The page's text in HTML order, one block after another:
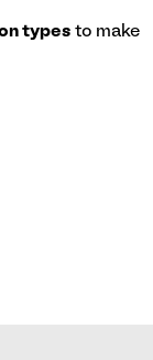
types to make